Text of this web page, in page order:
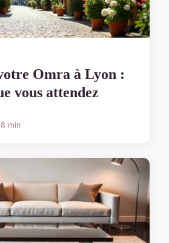
Omra à Lyon :
vous attendez
min